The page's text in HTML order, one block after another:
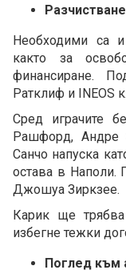
Необходими са
както за
финансиране.
Ратклиф и INEOS
Сред играчите
Рашфорд, Андре
Санчо напуска
остава в
Джошуа Зиркзее.
Карик ще
избегне тежки
Поглед към